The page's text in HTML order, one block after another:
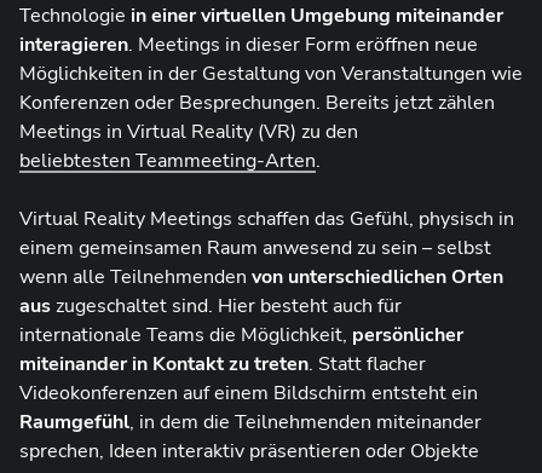
Technologie in einer virtuellen Umgebung miteinander
interagieren. Meetings in dieser Form eröffnen neue
Möglichkeiten in der Gestaltung von Veranstaltungen wie
Konferenzen oder Besprechungen. Bereits jetzt zählen
Meetings in Virtual Reality (VR) zu den
beliebtesten Teammeeting-Arten.
Virtual Reality Meetings schaffen das Gefühl, physisch in
einem gemeinsamen Raum anwesend zu sein – selbst
wenn alle Teilnehmenden von unterschiedlichen Orten
auszugeschaltet sind. Hier besteht auch für
internationale Teams die Möglichkeit, persönlicher
miteinander in Kontakt zu treten. Statt flacher
Videokonferenzen auf einem Bildschirm entsteht ein
Raumgefühl, in dem die Teilnehmenden miteinander
sprechen, Ideen interaktiv präsentieren oder Objekte